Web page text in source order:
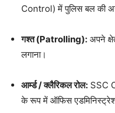
Control) में पुलिस बल की
गश्त (Patrolling): अपने
लगाना।
आर्म्ड / क्लैरिकल रोल: SSC
के रूप में ऑफिस